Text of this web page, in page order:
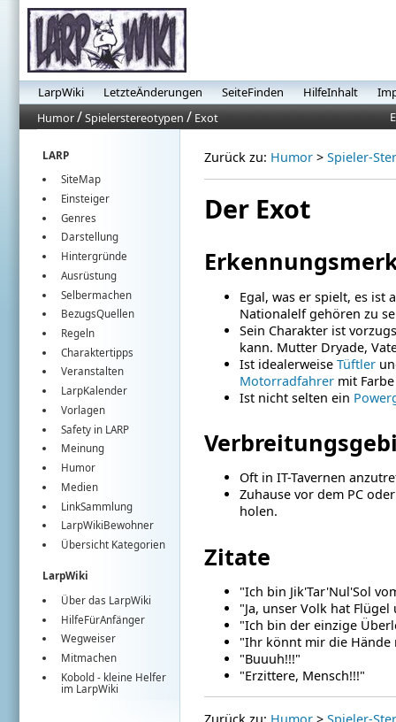
LarpWiki LetzteÄnderungen SeiteFinden HilfeInhalt
Humor/Spielerstereotypen / Exot
LARP
SiteMap
Einsteiger
Genres
Darstellung
Hintergründe
Ausrüstung
Selbermachen
BezugsQuellen
Regeln
Charaktertipps
Veranstalten
LarpKalender
Vorlagen
Safety in LARP
Meinung
Humor
Medien
LinkSammlung
LarpWikiBewohner
Übersicht Kategorien
LarpWiki
Über das LarpWiki
HilfeFürAnfänger
Wegweiser
Mitmachen
Kobold - kleine Helfer
im LarpWiki
Zurück zu: Humor> Spieler-
Der Exot
Egal, was er spielt, es ist
Nationalelf gehören zu
Sein Charakter ist
kann. Mutter Dryade,
Ist idealerweise Tüftler
Motorradfahrermit Farbe
Ist nicht selten ein
Oft in IT-Tavernen
Zuhause vor dem PC
holen.
Zitate
"Ich bin Jik'Tar'Nul'Sol
"Ja, unser Volk hat
"Ich bin der einzige
"Ihr könnt mir die Hände
"Buuuh!!!"
"Erzittere, Mensch!!!"